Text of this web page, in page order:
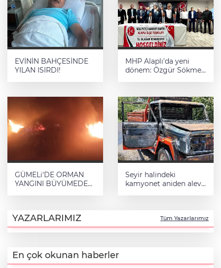
EVİNİN BAHÇESİNDE
YILAN ISIRDI!
MHP Alaplı'da yeni
dönem: Özgür Sökmen
GÜMELi'DE ORMAN
YANGINI BÜYÜMEDEN
Seyir halindeki
kamyonet aniden alev
YAZARLARIMIZ Tüm Yazarlarımız
En çok okunan haberler